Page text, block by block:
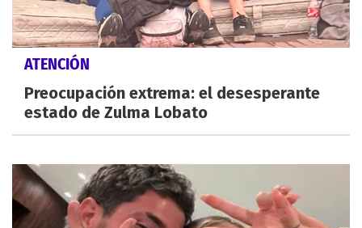
ATENCIÓN
Preocupación extrema: el desesperante
estado de Zulma Lobato